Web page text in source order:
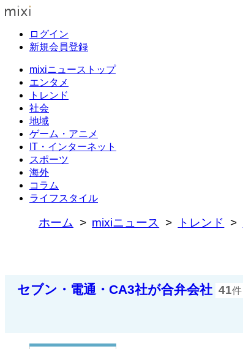
ログイン
新規会員登録
mixiニューストップ
エンタメ
トレンド
社会
地域
ゲーム・アニメ
IT・インターネット
スポーツ
海外
コラム
ライフスタイル
ホーム mixiニュース トレンド
セブン・電通・CA3社が合弁会社 41件